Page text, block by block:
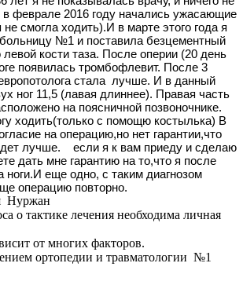
феврале 2016 году начались ужасающие
смогла ходить).И в марте этого года я
№1 и поставила безцементный
кости таза. После оперии (20 день
появилась тромбофлевит. После 3
стала лучше. И в данный
ног 11,5 (лавая длиннее). Правая часть
на поясничной позвоночнике.
ходить(только с помощю костылька) В
на операцию,но нет гарантии,что
лучше. если я к вам приеду и сделаю
дать мне гарантию на то,что я после
ноги.И еще одно, с таким диагнозом
операцию повторно.
Нуржан
о тактике лечения необходима личная
от многих факторов.
ортопедии и травматологии №1